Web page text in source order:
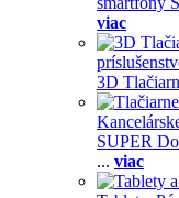
viac
3D
SUPER
... viac